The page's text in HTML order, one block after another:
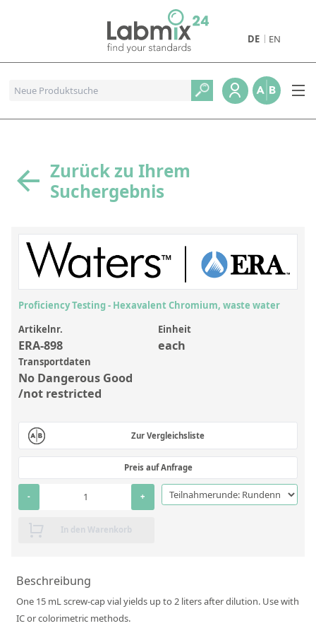
DE EN
Referenzstandards für die Industrie und Geologie
Referenzstandards für die Umweltanalytik
Referenzstandards für physikalische Eigenschaften
Organische Referenzstandards
Laborvergleichsuntersuchungen (LVU/PT)
Laborbedarf und Verbrauchsmaterialien
Sonstige Standards
Custom-Made
Übersicht: Kundenspezifische Standards
Anorganische wässrige Kundenmischungen
Elementstandards in Öl
Pharmazeutische und organische Kundensynthesen
Zurück zu Ihrem
Suchergebnis
Proficiency Testing - Hexavalent Chromium, waste water
Artikelnr.
ERA-898
Einheit
each
Transportdaten
No Dangerous Good
/not restricted
Zur Vergleichsliste
Preis auf Anfrage
- +
In den Warenkorb
Beschreibung
One 15 mL screw-cap vial yields up to 2 liters after dilution. Use with
IC or colorimetric methods.